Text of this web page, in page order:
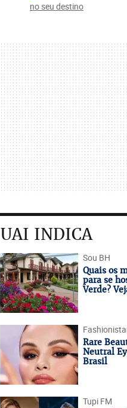
no seu destino
UAI INDICA
Sou BH
Quais os
para se
Verde?
Rare
Neutral
Brasil
Tupi FM